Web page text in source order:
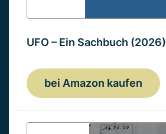
UFO – Ein Sachbuch (2026)
bei Amazon kaufen